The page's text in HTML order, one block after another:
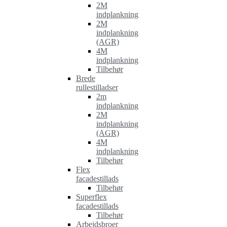
2M
indplankning
2M
indplankning
(AGR)
4M
indplankning
Tilbehør
Brede
rullestilladser
2m
indplankning
2M
indplankning
(AGR)
4M
indplankning
Tilbehør
Flex
facadestillads
Tilbehør
Superflex
facadestillads
Tilbehør
Arbejdsbroer